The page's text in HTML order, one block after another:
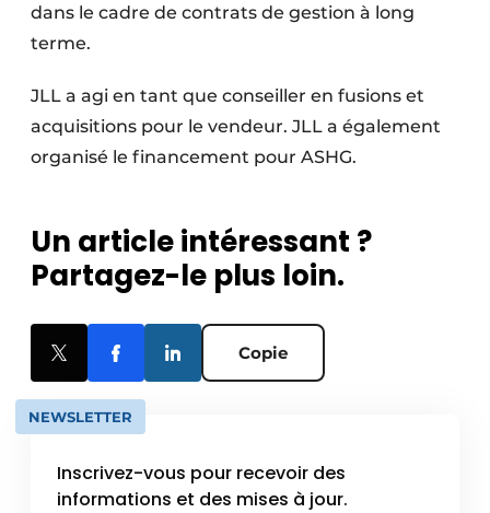
dans le cadre de contrats de gestion à long
terme.
JLL a agi en tant que conseiller en fusions et
acquisitions pour le vendeur. JLL a également
organisé le financement pour ASHG.
Un article intéressant ?
Partagez-le plus loin.
Copie
NEWSLETTER
Inscrivez-vous pour recevoir des
informations et des mises à jour.